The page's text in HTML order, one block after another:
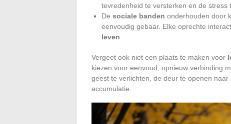
tevredenheid te versterken en de stress
De sociale banden onderhouden door
eenvoudig gebaar. Elke oprechte
leven
Vergeet ook niet een plaats te maken voor
kiezen voor eenvoud, opnieuw verbinding
geest te verlichten, de deur te openen
accumulatie.